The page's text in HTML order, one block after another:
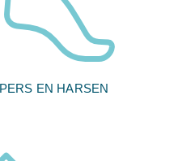
EN HARSEN